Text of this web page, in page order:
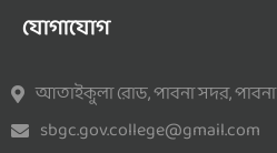
যোগাযোগ
আতাইকুলা রোড, পাবনা সদর, পাবনা
sbgc.gov.college@gmail.com